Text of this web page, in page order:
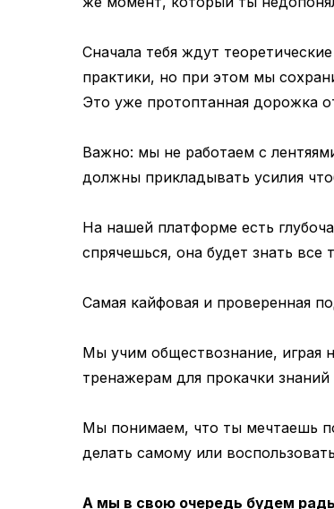
Сначала тебя ждут
практики, но при этом мы
Это уже протоптанная дорожка
Важно: мы не работаем с
должны прикладывать усилия
На нашей платформе есть
спрячешься, она будет знать
Самая кайфовая и проверенная
Мы учим обществознание, играя
тренажерам для прокачки знаний
Мы понимаем, что ты мечтаешь
делать самому или
А мы в свою очередь будем